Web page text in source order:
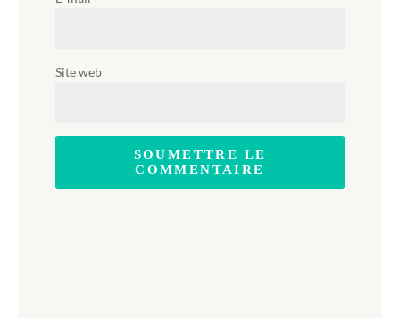
Site web
SOUMETTRE LE
COMMENTAIRE